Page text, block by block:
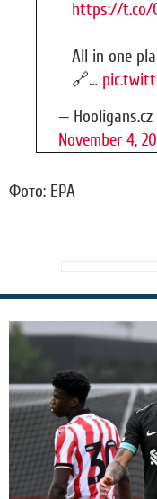
https://t.co/
All in one
🔗…
— Hooligans.cz
November 4,
Фото: EPA